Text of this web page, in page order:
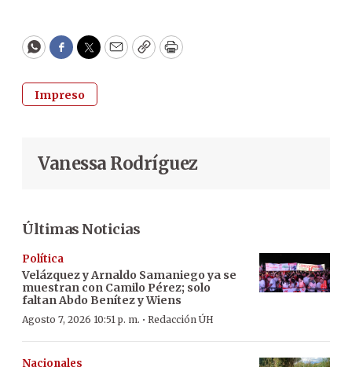
WhatsApp
Facebook
Twitter
EmailCopyPrint
Impreso
Vanessa Rodríguez
Últimas Noticias
Política
Velázquez y Arnaldo Samaniego ya se
muestran con Camilo Pérez; solo
faltan Abdo Benítez y Wiens
Agosto 7, 2026 10:51 p. m. · Redacción ÚH
Nacionales